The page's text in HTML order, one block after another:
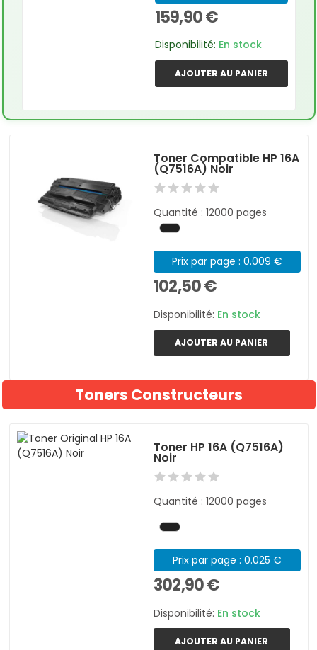
159,90 €
Disponibilité: En stock
AJOUTER AU PANIER
Toner Compatible HP 16A
(Q7516A) Noir
Quantité : 12000 pages
Prix par page : 0.009 €
102,50 €
Disponibilité: En stock
AJOUTER AU PANIER
Toners Constructeurs
Toner HP 16A (Q7516A)
Noir
Quantité : 12000 pages
Prix par page : 0.025 €
302,90 €
Disponibilité: En stock
AJOUTER AU PANIER